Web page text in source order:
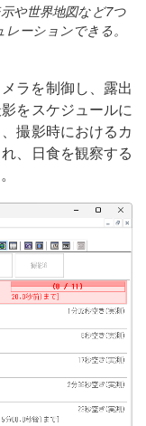
や世界地図など7つ
ーションできる。
ラを制御し、露出
をスケジュールに
撮影時におけるカ
、日食を観察する